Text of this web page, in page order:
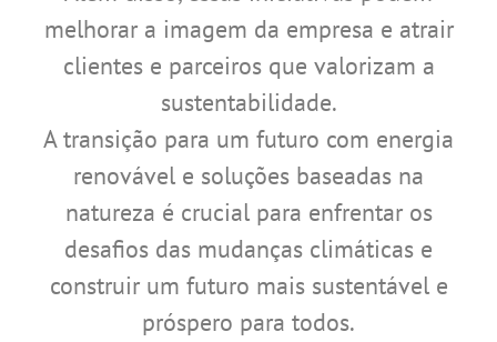
melhorar a imagem da empresa e atrair
clientes e parceiros que valorizam a
sustentabilidade.
A transição para um futuro com energia
renovável e soluções baseadas na
natureza é crucial para enfrentar os
desafios das mudanças climáticas e
construir um futuro mais sustentável e
próspero para todos.